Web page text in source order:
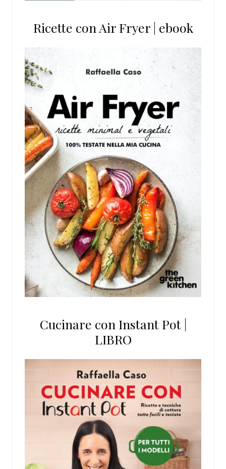
Ricette con Air Fryer | ebook
Cucinare con Instant Pot |
LIBRO